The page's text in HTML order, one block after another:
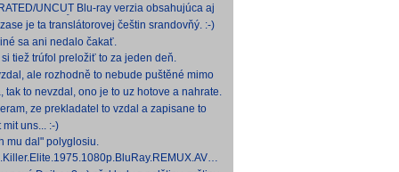
sa môže konať. Možno príde aj
pes a tomu
UNCUT Blu-ray verzia obsahujúca aj
Skarsgårda, explicitnejšie zábery sexu
je ta translátorovej češtin srandovňý. :-)
sa ani nedalo čakať.
si tiež trúfol preložiť to za jeden deň.
ale rozhodně to nebude puštěné mimo
Samozřejmě překladač.
tak to nevzdal, ono je to uz hotove a nahrate.
ze prekladatel to vzdal a zapisane to
mit uns... :-)
mu dal" polyglosiu.